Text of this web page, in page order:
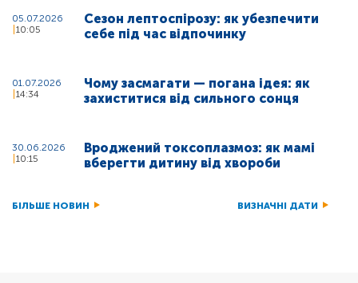
05.07.2026
10:05
Сезон лептоспірозу: як убезпечити
себе під час відпочинку
01.07.2026
14:34
Чому засмагати — погана ідея: як
захиститися від сильного сонця
30.06.2026
10:15
Вроджений токсоплазмоз: як мамі
вберегти дитину від хвороби
БІЛЬШЕ НОВИН ВИЗНАЧНІ ДАТИ